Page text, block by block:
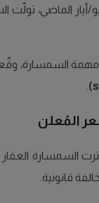
أيار الماضي،
السمسارة،
المُعلن
السمسارة
قانونية.